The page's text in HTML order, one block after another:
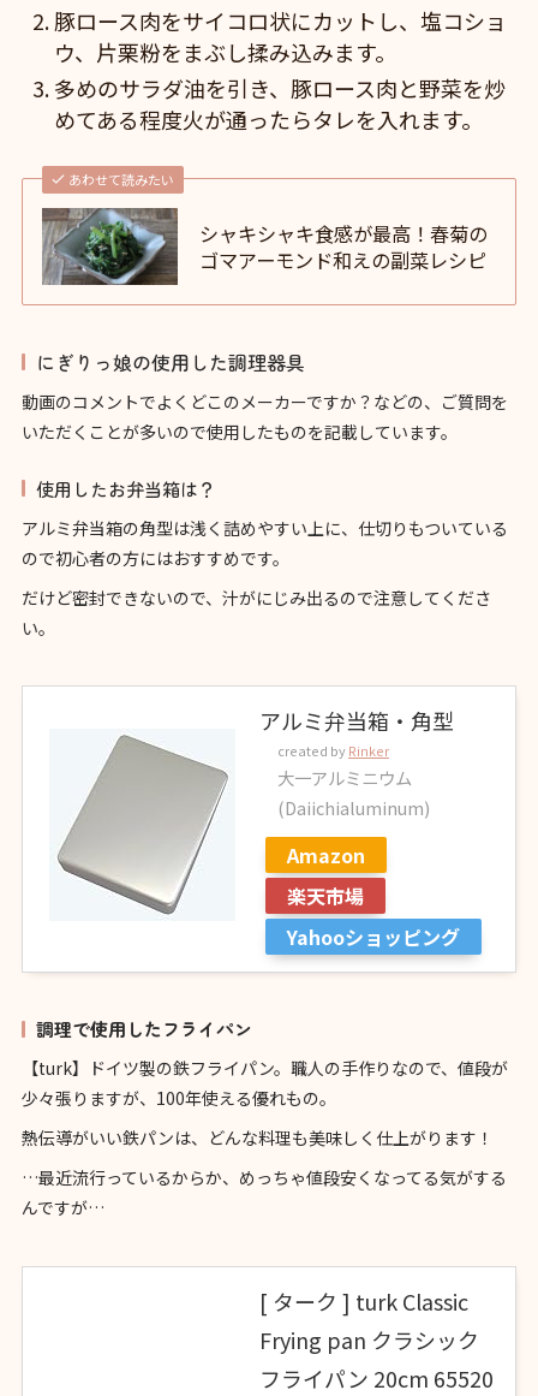
豚ロース肉をサイコロ状にカットし、塩コショ
ウ、片栗粉をまぶし揉み込みます。
多めのサラダ油を引き、豚ロース肉と野菜を炒
めてある程度火が通ったらタレを入れます。
あわせて読みたい
シャキシャキ食感が最高！春菊の
ゴマアーモンド和えの副菜レシピ
にぎりっ娘の使用した調理器具
動画のコメントでよくどこのメーカーですか？などの、ご質問を
いただくことが多いので使用したものを記載しています。
使用したお弁当箱は？
アルミ弁当箱の角型は浅く詰めやすい上に、仕切りもついている
ので初心者の方にはおすすめです。
だけど密封できないので、汁がにじみ出るので注意してくださ
い。
アルミ弁当箱・角型
created by Rinker
大一アルミニウム
(Daiichialuminum)
Amazon
楽天市場
Yahooショッピング
調理で使用したフライパン
【turk】ドイツ製の鉄フライパン。職人の手作りなので、値段が
少々張りますが、100年使える優れもの。
熱伝導がいい鉄パンは、どんな料理も美味しく仕上がります！
…最近流行っているからか、めっちゃ値段安くなってる気がする
んですが…
[ ターク ] turk Classic
Frying pan クラシック
フライパン 20cm 65520